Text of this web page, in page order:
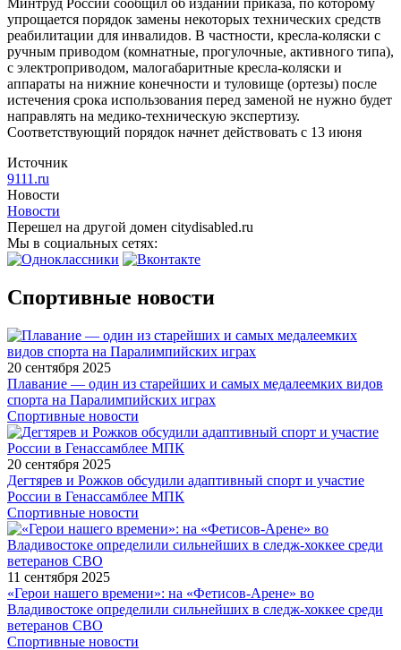
упрощается порядок замены некоторых технических средств
реабилитации для инвалидов. В частности, кресла-коляски с
ручным приводом (комнатные, прогулочные, активного типа),
с электроприводом, малогабаритные кресла-коляски и
аппараты на нижние конечности и туловище (ортезы) после
истечения срока использования перед заменой не нужно будет
направлять на медико-техническую экспертизу.
Соответствующий порядок начнет действовать с 13 июня
Источник
9111.ru
Новости
Новости
Перешел на другой домен citydisabled.ru
Мы в социальных сетях:
Спортивные новости
20 сентября 2025
Плавание — один из старейших и самых медалеемких видов
спорта на Паралимпийских играх
Спортивные новости
20 сентября 2025
Дегтярев и Рожков обсудили адаптивный спорт и участие
России в Генассамблее МПК
Спортивные новости
11 сентября 2025
«Герои нашего времени»: на «Фетисов-Арене» во
Владивостоке определили сильнейших в следж-хоккее среди
ветеранов СВО
Спортивные новости